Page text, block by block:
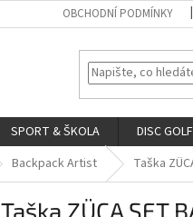
OBCHODNÍ PODMÍNKY
SPORT & ŠKOLA DISC
Backpack Artist Taška
Taška ZÜCA SET